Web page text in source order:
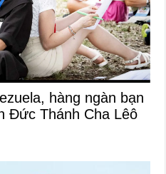
hàng ngàn bạn
Đức Thánh Cha Lêô